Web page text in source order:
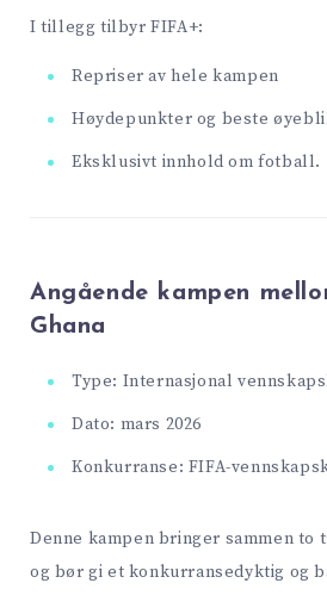
I tillegg tilbyr FIFA+:
Repriser av hele kampen
Høydepunkter og beste
Eksklusivt innhold om fotball.
Angående kampen
Ghana
Type: Internasjonal
Dato: mars 2026
Konkurranse: FIFA-
Denne kampen bringer sammen to
og bør gi et konkurransedyktig og